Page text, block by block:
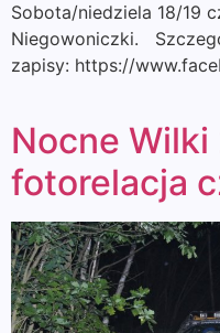
Sobota/niedziela 18/19
Niegowoniczki.
zapisy: https://
Nocne Wilki
fotorelacja